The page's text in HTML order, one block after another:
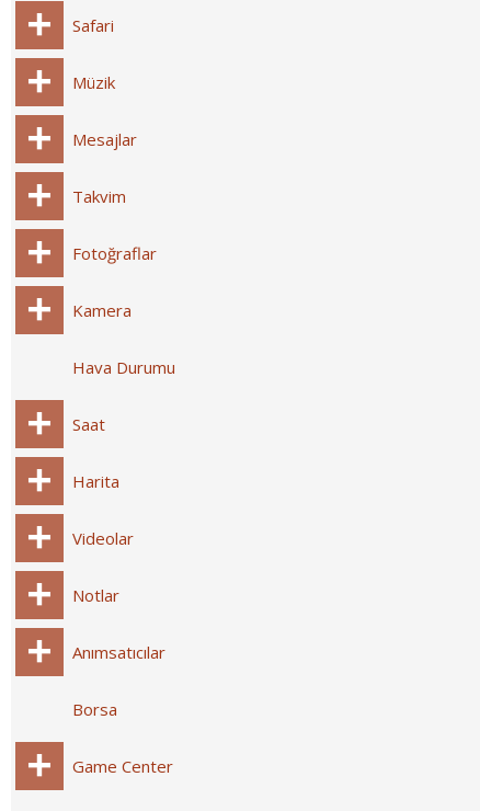
Safari
Müzik
Mesajlar
Takvim
Fotoğraflar
Kamera
Hava Durumu
Saat
Harita
Videolar
Notlar
Anımsatıcılar
Borsa
Game Center